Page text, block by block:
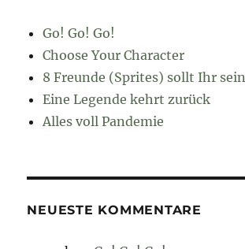
Go! Go! Go!
Choose Your Character
8 Freunde (Sprites) sollt Ihr sein
Eine Legende kehrt zurück
Alles voll Pandemie
NEUESTE KOMMENTARE